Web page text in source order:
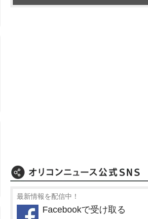
最新情報を配信中！
Facebookで受け取る